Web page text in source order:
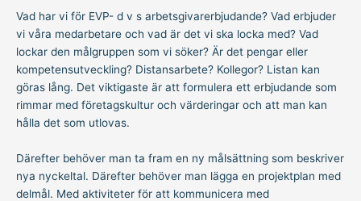
Vad har vi för EVP- d v s arbetsgivarerbjudande? Vad erbjuder
vi våra medarbetare och vad är det vi ska locka med? Vad
lockar den målgruppen som vi söker? Är det pengar eller
kompetensutveckling? Distansarbete? Kollegor? Listan kan
göras lång. Det viktigaste är att formulera ett erbjudande som
rimmar med företagskultur och värderingar och att man kan
hålla det som utlovas.
Därefter behöver man ta fram en ny målsättning som beskriver
nya nyckeltal. Därefter behöver man lägga en projektplan med
delmål. Med aktiviteter för att kommunicera med